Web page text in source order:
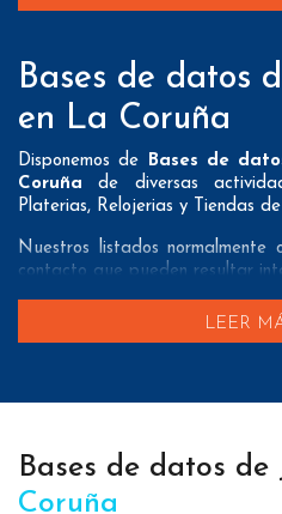
Bases de datos
en La Coruña
Disponemos de Bases de
Coruña de diversas
Platerias, Relojerias y Tiendas
Nuestros listados
contacto que pueden resultar
direcciones postales
máxima eficacia.
sector joyero en La Coruña
teléfonos móviles con el fin de
LEER
Bases de datos de
Coruña